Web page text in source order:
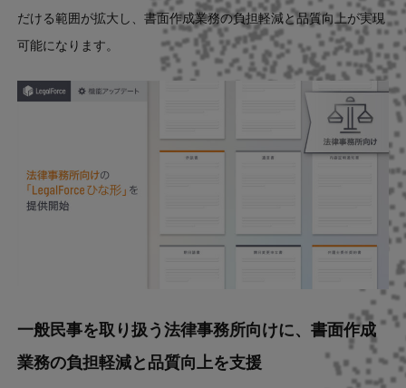
だける範囲が拡大し、書面作成業務の負担軽減と品質向上が実現
可能になります。
一般民事を取り扱う法律事務所向けに、書面作成
業務の負担軽減と品質向上を支援